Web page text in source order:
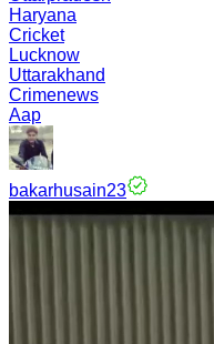
Haryana
Cricket
Lucknow
Uttarakhand
Crimenews
Aap
bakarhusain23